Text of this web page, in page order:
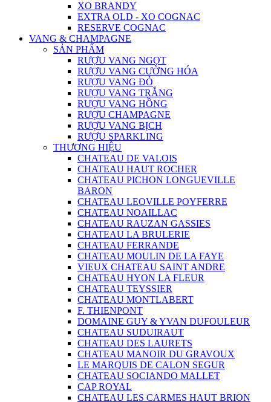
XO BRANDY
EXTRA OLD - XO COGNAC
RESERVE COGNAC
VANG & CHAMPAGNE
SẢN PHẨM
RƯỢU VANG NGỌT
RƯỢU VANG CƯỜNG HÓA
RƯỢU VANG ĐỎ
RƯỢU VANG TRẮNG
RƯỢU VANG HỒNG
RƯỢU CHAMPAGNE
RƯỢU VANG BỊCH
RƯỢU SPARKLING
THƯƠNG HIỆU
CHATEAU DE VALOIS
CHATEAU HAUT ROCHER
CHATEAU PICHON LONGUEVILLE
BARON
CHATEAU LEOVILLE POYFERRE
CHATEAU NOAILLAC
CHATEAU RAUZAN GASSIES
CHATEAU LA BRULERIE
CHATEAU FERRANDE
CHATEAU MOULIN DE LA FAYE
VIEUX CHATEAU SAINT ANDRE
CHATEAU HYON LA FLEUR
CHATEAU TEYSSIER
CHATEAU MONTLABERT
F. THIENPONT
DOMAINE GUY & YVAN DUFOULEUR
CHATEAU SUDUIRAUT
CHATEAU DES LAURETS
CHATEAU MANOIR DU GRAVOUX
LE MARQUIS DE CALON SEGUR
CHATEAU SOCIANDO MALLET
CAP ROYAL
CHATEAU LES CARMES HAUT BRION